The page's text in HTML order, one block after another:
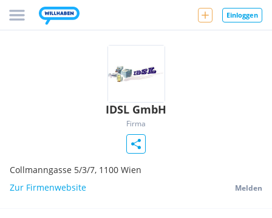
Einloggen
IDSL GmbH
Firma
Collmanngasse 5/3/7, 1100 Wien
Zur Firmenwebsite
Melden